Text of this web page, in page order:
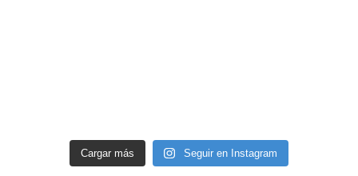
Cargar más Seguir en Instagram